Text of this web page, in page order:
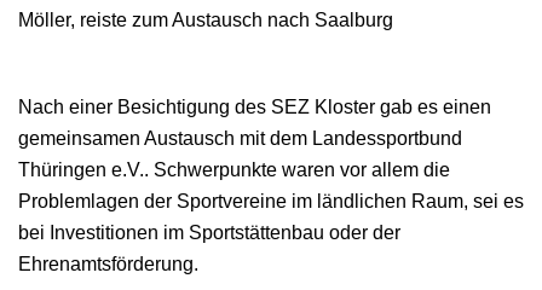
Möller, reiste zum Austausch nach Saalburg
Nach einer Besichtigung des SEZ Kloster gab es einen
gemeinsamen Austausch mit dem Landessportbund
Thüringen e.V.. Schwerpunkte waren vor allem die
Problemlagen der Sportvereine im ländlichen Raum, sei es
bei Investitionen im Sportstättenbau oder der
Ehrenamtsförderung.